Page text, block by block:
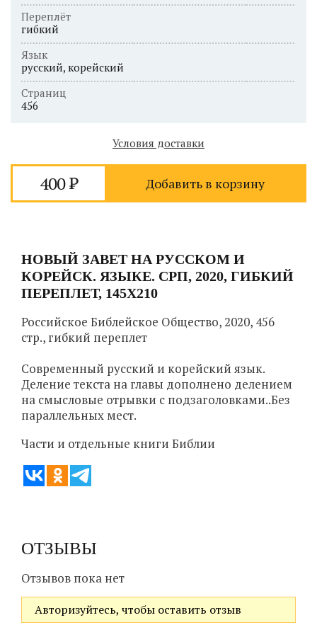
Переплёт
гибкий
Язык
русский, корейский
Страниц
456
Условия доставки
400 Добавить в корзину
НОВЫЙ ЗАВЕТ НА РУССКОМ И
КОРЕЙСК. ЯЗЫКЕ. СРП, 2020, ГИБКИЙ
ПЕРЕПЛЕТ, 145Х210
Российское Библейское Общество, 2020, 456
стр., гибкий переплет
Современный русский и корейский язык.
Деление текста на главы дополнено делением
на смысловые отрывки c подзаголовками..Без
параллельных мест.
Части и отдельные книги Библии
ОТЗЫВЫ
Отзывов пока нет
Авторизуйтесь, чтобы оставить отзыв